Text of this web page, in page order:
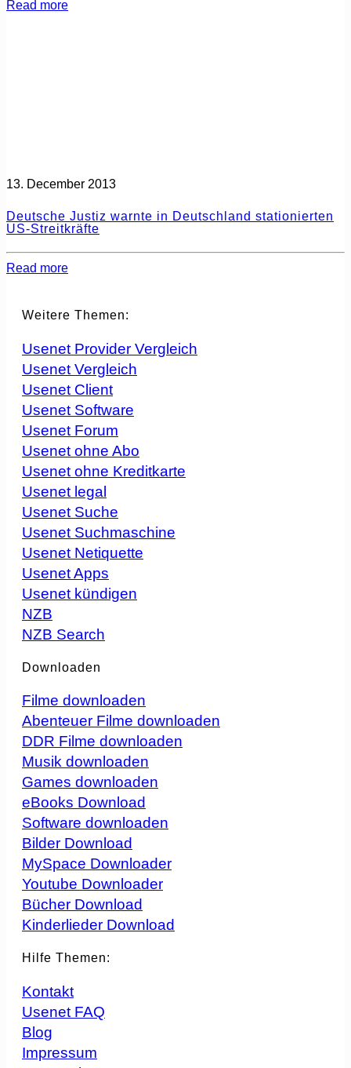
Read more
13. December 2013
Deutsche Justiz warnte in Deutschland stationierten
US-Streitkräfte
Read more
Weitere Themen:
Usenet Provider Vergleich
Usenet Vergleich
Usenet Client
Usenet Software
Usenet Forum
Usenet ohne Abo
Usenet ohne Kreditkarte
Usenet legal
Usenet Suche
Usenet Suchmaschine
Usenet Netiquette
Usenet Apps
Usenet kündigen
NZB
NZB Search
Downloaden
Filme downloaden
Abenteuer Filme downloaden
DDR Filme downloaden
Musik downloaden
Games downloaden
eBooks Download
Software downloaden
Bilder Download
MySpace Downloader
Youtube Downloader
Bücher Download
Kinderlieder Download
Hilfe Themen:
Kontakt
Usenet FAQ
Blog
Impressum